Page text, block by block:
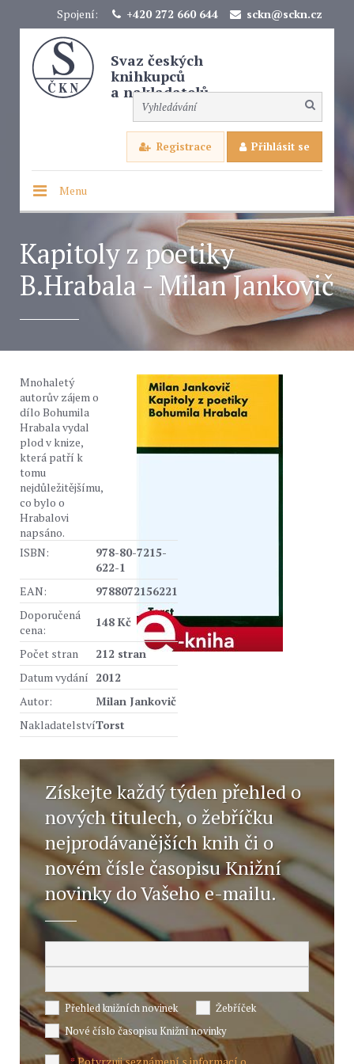
Spojení: +420 272 660 644 sckn@sckn.cz
Svaz českých
knihkupců
a nakladatelů
Registrace Přihlásit se
Menu
Kapitoly z poetiky
B.Hrabala - Milan Jankovič
Mnohaletý
autorův zájem o
dílo Bohumila
Hrabala vydal
plod v knize,
která patří k
tomu
nejdůležitějšímu,
co bylo o
Hrabalovi
napsáno.
ISBN:
978-80-7215-
622-1
EAN:
9788072156221
Doporučená
cena:
148 Kč
Počet stran
212 stran
Datum vydání 2012
Autor:
Milan Jankovič
NakladatelstvíTorst
Získejte každý týden přehled o
nových titulech, o žebříčku
nejprodávanějších knih či o
novém čísle časopisu Knižní
novinky do Vašeho e-mailu.
Přehled knižních novinek
Žebříček
Nové číslo časopisu Knižní novinky